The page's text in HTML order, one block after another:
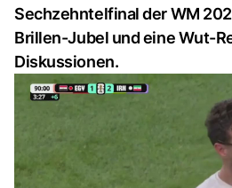
Sechzehntelfinal der WM
Brillen-Jubel und eine Wut-
Diskussionen.